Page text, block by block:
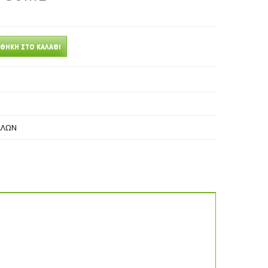
ΣΤΟ ΚΑΛΆΘΙ